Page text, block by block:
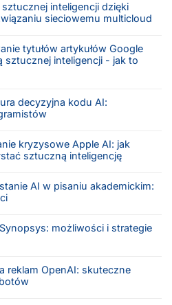
inteligencji dzięki
sieciowemu multicloud
tytułów artykułów Google
sztucznej inteligencji - jak to
decyzyjna kodu AI:
kryzysowe Apple AI: jak
sztuczną inteligencję
AI w pisaniu akademickim:
możliwości i strategie
reklam OpenAI: skuteczne